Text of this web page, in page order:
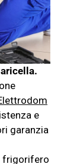
e
garanzia
frigorifero